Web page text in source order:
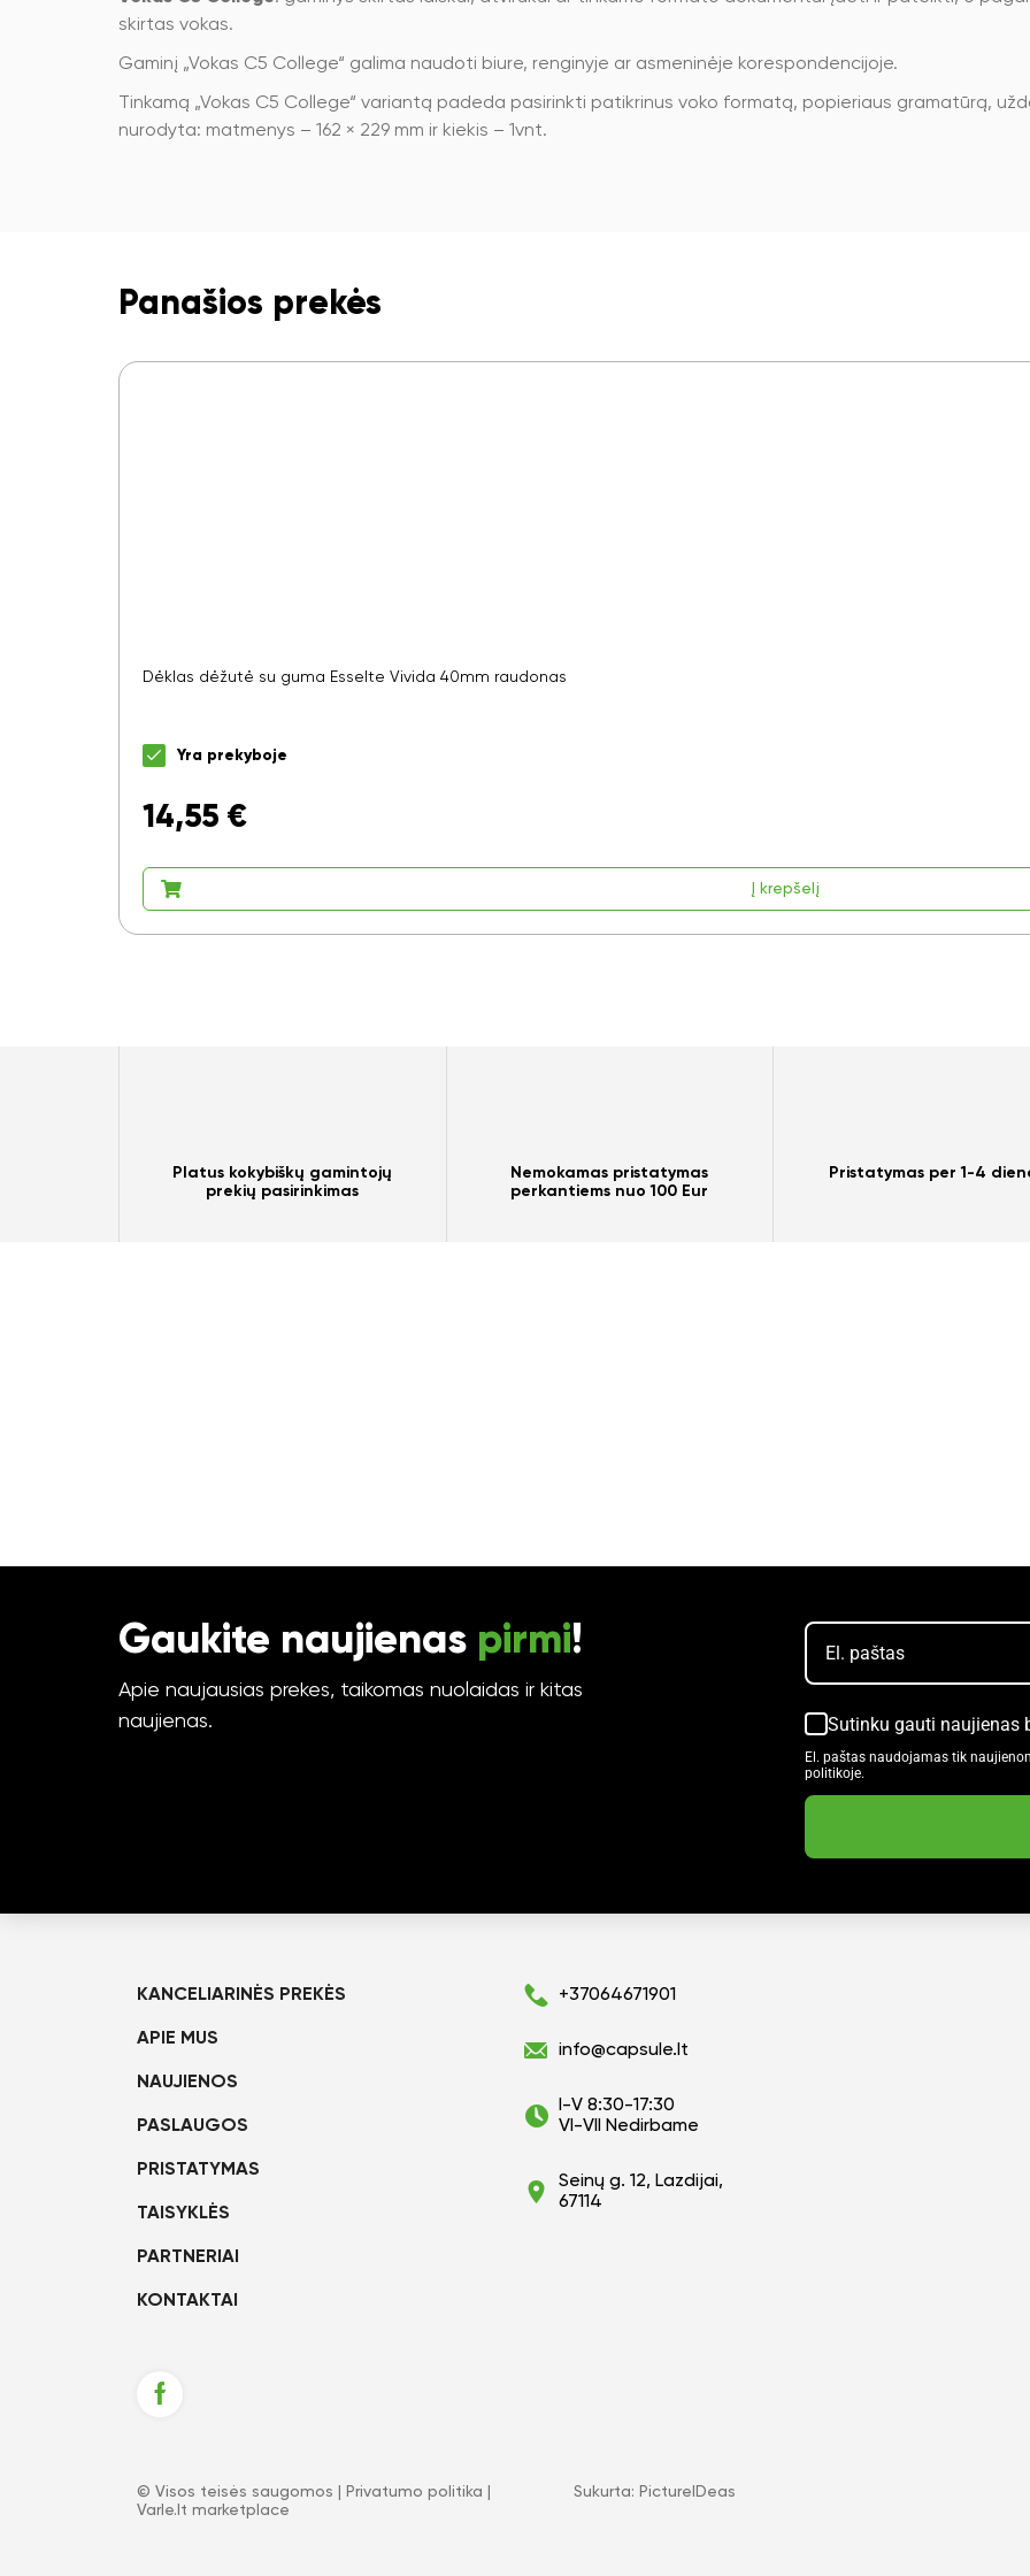
skirtas vokas.
Gaminį „Vokas C5 College“ galima naudoti biure, renginyje ar asmeninėje korespondencijoje.
Tinkamą „Vokas C5 College“ variantą padeda pasirinkti patikrinus voko formatą, popieriaus gramatūrą,
nurodyta: matmenys – 162 × 229 mm ir kiekis – 1vnt.
Panašios prekės
Dėklas dėžutė su guma Esselte Vivida 40mm raudonas
Yra prekyboje
14,55 €
Į krepšelį
Platus kokybiškų gamintojų
prekių pasirinkimas
Nemokamas pristatymas
perkantiems nuo 100 Eur
Pristatymas per 1-4
Gaukite naujienas pirmi!
Apie naujausias prekes, taikomas nuolaidas ir kitas
naujienas.
Sutinku gauti naujienas
El. paštas naudojamas tik
politikoje.
KANCELIARINĖS PREKĖS
APIE MUS
NAUJIENOS
PASLAUGOS
PRISTATYMAS
TAISYKLĖS
PARTNERIAI
KONTAKTAI
+37064671901
info@capsule.lt
I-V 8:30-17:30
VI-VII Nedirbame
Seinų g. 12, Lazdijai,
67114
© Visos teisės saugomos | Privatumo politika
Varle.lt marketplace
Sukurta: PictureIDeas
Ar norite sutaupyti 10%
Taip